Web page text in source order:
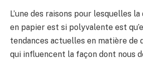
L’une des raisons pour lesquelles
en papier est si polyvalente est
tendances actuelles en matière de
qui influencent la façon dont nous